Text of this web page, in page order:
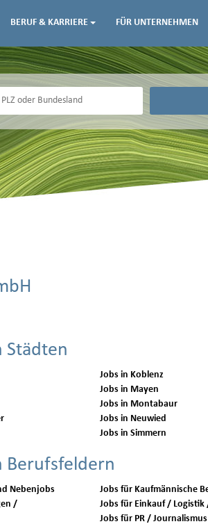
BERUF & KARRIERE FÜR UNTERNEHMEN
Städten
Jobs in Koblenz
Jobs in Mayen
Jobs in Montabaur
Jobs in Neuwied
Jobs in Simmern
Berufsfeldern
Nebenjobs
/
Jobs für Kaufmännische
Jobs für Einkauf /
Jobs für PR /